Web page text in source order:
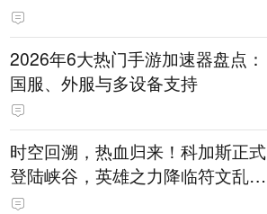
打造旗舰供电方案
2026年6大热门手游加速器盘点：
国服、外服与多设备支持
时空回溯，热血归来！科加斯正式
登陆峡谷，英雄之力降临符文乱
斗！